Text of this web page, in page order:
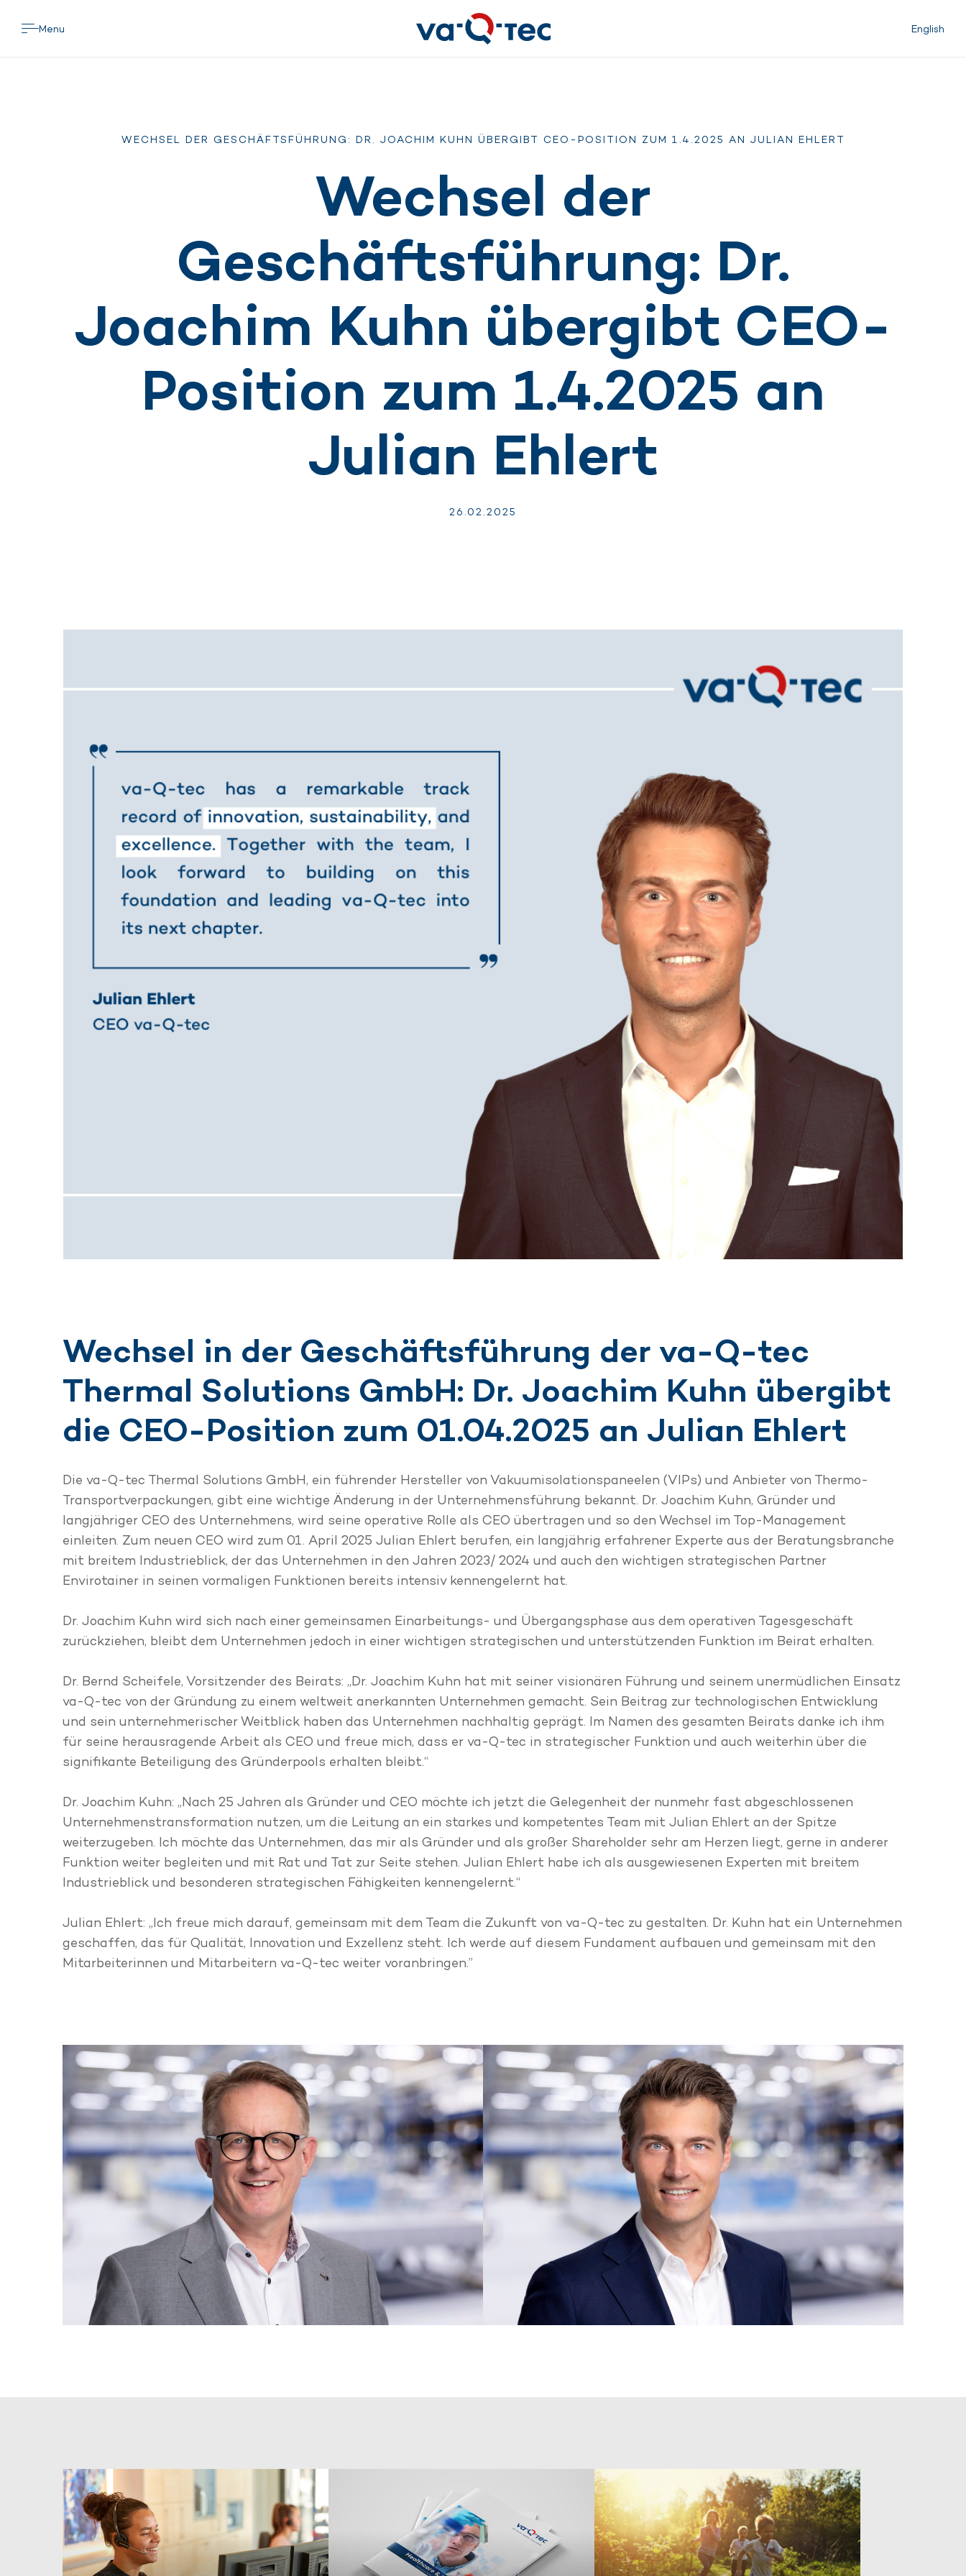
Menu English
WECHSEL DER GESCHÄFTSFÜHRUNG: DR. JOACHIM KUHN ÜBERGIBT CEO-POSITION ZUM 1.4.2025 AN JULIAN EHLERT
Wechsel der
Geschäftsführung: Dr.
Joachim Kuhn übergibt CEO-
Position zum 1.4.2025 an
Julian Ehlert
26.02.2025
Wechsel in der Geschäftsführung der va-Q-tec
Thermal Solutions GmbH: Dr. Joachim Kuhn übergibt
die CEO-Position zum 01.04.2025 an Julian Ehlert
Die va-Q-tec Thermal Solutions GmbH, ein führender Hersteller von Vakuumisolationspaneelen (VIPs) und Anbieter von Thermo-
Transportverpackungen, gibt eine wichtige Änderung in der Unternehmensführung bekannt. Dr. Joachim Kuhn, Gründer und
langjähriger CEO des Unternehmens, wird seine operative Rolle als CEO übertragen und so den Wechsel im Top-Management
einleiten. Zum neuen CEO wird zum 01. April 2025 Julian Ehlert berufen, ein langjährig erfahrener Experte aus der Beratungsbranche
mit breitem Industrieblick, der das Unternehmen in den Jahren 2023/ 2024 und auch den wichtigen strategischen Partner
Envirotainer in seinen vormaligen Funktionen bereits intensiv kennengelernt hat.
Dr. Joachim Kuhn wird sich nach einer gemeinsamen Einarbeitungs- und Übergangsphase aus dem operativen Tagesgeschäft
zurückziehen, bleibt dem Unternehmen jedoch in einer wichtigen strategischen und unterstützenden Funktion im Beirat erhalten.
Dr. Bernd Scheifele, Vorsitzender des Beirats: „Dr. Joachim Kuhn hat mit seiner visionären Führung und seinem unermüdlichen Einsatz
va-Q-tec von der Gründung zu einem weltweit anerkannten Unternehmen gemacht. Sein Beitrag zur technologischen Entwicklung
und sein unternehmerischer Weitblick haben das Unternehmen nachhaltig geprägt. Im Namen des gesamten Beirats danke ich ihm
für seine herausragende Arbeit als CEO und freue mich, dass er va-Q-tec in strategischer Funktion und auch weiterhin über die
signifikante Beteiligung des Gründerpools erhalten bleibt.“
Dr. Joachim Kuhn: „Nach 25 Jahren als Gründer und CEO möchte ich jetzt die Gelegenheit der nunmehr fast abgeschlossenen
Unternehmenstransformation nutzen, um die Leitung an ein starkes und kompetentes Team mit Julian Ehlert an der Spitze
weiterzugeben. Ich möchte das Unternehmen, das mir als Gründer und als großer Shareholder sehr am Herzen liegt, gerne in anderer
Funktion weiter begleiten und mit Rat und Tat zur Seite stehen. Julian Ehlert habe ich als ausgewiesenen Experten mit breitem
Industrieblick und besonderen strategischen Fähigkeiten kennengelernt.“
Julian Ehlert: „Ich freue mich darauf, gemeinsam mit dem Team die Zukunft von va-Q-tec zu gestalten. Dr. Kuhn hat ein Unternehmen
geschaffen, das für Qualität, Innovation und Exzellenz steht. Ich werde auf diesem Fundament aufbauen und gemeinsam mit den
Mitarbeiterinnen und Mitarbeitern va-Q-tec weiter voranbringen.”